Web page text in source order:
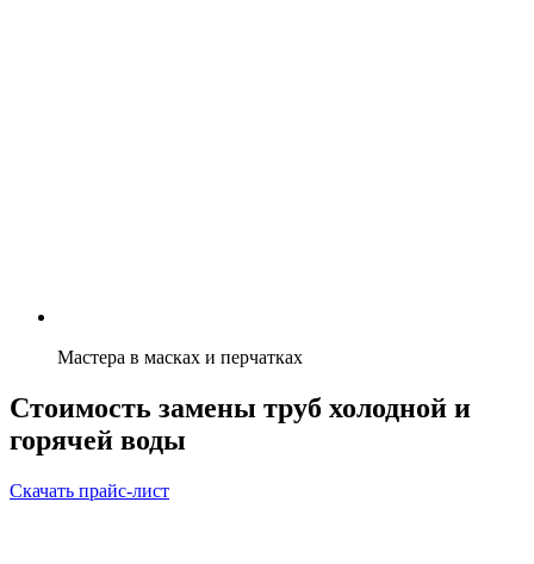
Мастера в масках и перчатках
Стоимость замены труб холодной и
горячей воды
Скачать прайс-лист